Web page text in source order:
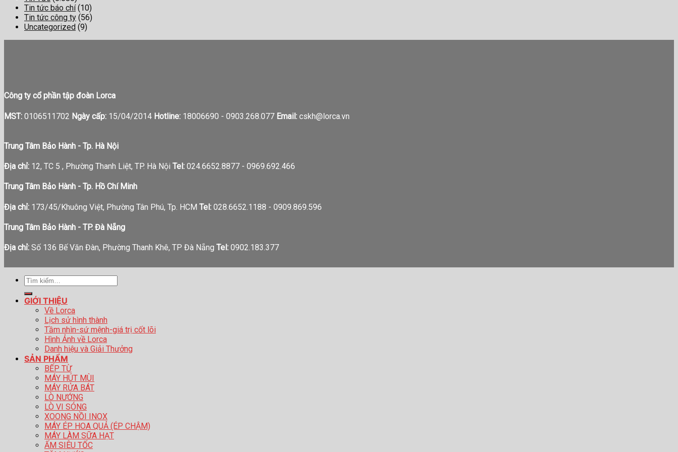
Tin tức báo chí(10)
Tin tức công ty (56)
Uncategorized (9)
Công ty cổ phần tập đoàn Lorca
MST: 0106511702 Ngày cấp: 15/04/2014 Hotline: 18006690 - 0903.268.077 Email: cskh@lorca.vn
Trung Tâm Bảo Hành - Tp. Hà Nội
Địa chỉ: 12, TC 5 , Phường Thanh Liệt, TP. Hà Nội Tel: 024.6652.8877 - 0969.692.466
Trung Tâm Bảo Hành - Tp. Hồ Chí Minh
Địa chỉ: 173/45/Khuông Việt, Phường Tân Phú, Tp. HCM Tel: 028.6652.1188 - 0909.869.596
Trung Tâm Bảo Hành - TP. Đà Nẵng
Địa chỉ: Số 136 Bế Văn Đàn, Phường Thanh Khê, TP Đà Nẵng Tel: 0902.183.377
Tìm
GIỚI THIỆU
Về Lorca
Lịch sử hình thành
Tầm nhìn-sứ mệnh-giá trị cốt lõi
Hình Ảnh về Lorca
Danh hiệu và Giải Thưởng
SẢN PHẨM
BẾP TỪ
MÁY HÚT MÙI
MÁY RỬA BÁT
LÒ NƯỚNG
LÒ VI SÓNG
XOONG NỒI INOX
MÁY ÉP HOA QUẢ (ÉP CHẬM)
MÁY LÀM SỮA HẠT
ẤM SIÊU TỐC